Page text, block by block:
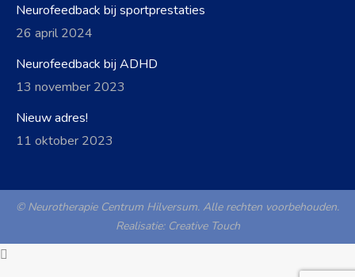
Neurofeedback bij sportprestaties
26 april 2024
Neurofeedback bij ADHD
13 november 2023
Nieuw adres!
11 oktober 2023
© Neurotherapie Centrum Hilversum. Alle rechten voorbehouden.
Realisatie: Creative Touch